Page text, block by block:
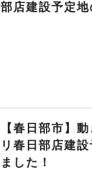
部店建設予定
【春日部市】
リ春日部店建
ました！